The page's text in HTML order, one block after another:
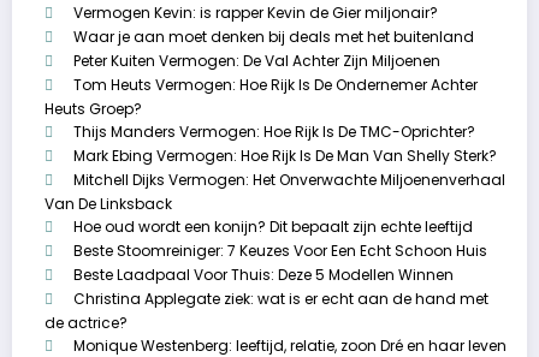
Vermogen Kevin: is rapper Kevin de Gier miljonair?
Waar je aan moet denken bij deals met het buitenland
Peter Kuiten Vermogen: De Val Achter Zijn Miljoenen
Tom Heuts Vermogen: Hoe Rijk Is De Ondernemer Achter
Heuts Groep?
Thijs Manders Vermogen: Hoe Rijk Is De TMC-Oprichter?
Mark Ebing Vermogen: Hoe Rijk Is De Man Van Shelly Sterk?
Mitchell Dijks Vermogen: Het Onverwachte Miljoenenverhaal
Van De Linksback
Hoe oud wordt een konijn? Dit bepaalt zijn echte leeftijd
Beste Stoomreiniger: 7 Keuzes Voor Een Echt Schoon Huis
Beste Laadpaal Voor Thuis: Deze 5 Modellen Winnen
Christina Applegate ziek: wat is er echt aan de hand met
de actrice?
Monique Westenberg: leeftijd, relatie, zoon Dré en haar leven